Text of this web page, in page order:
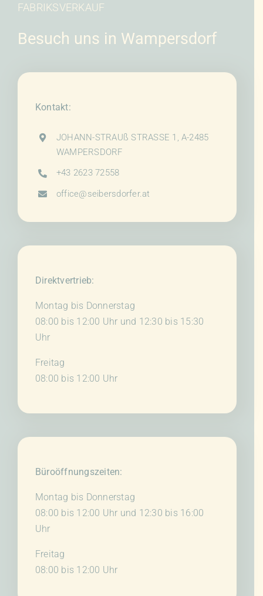
FABRIKSVERKAUF
Besuch uns in Wampersdorf
Kontakt:
JOHANN-STRAUß STRASSE 1, A-2485
WAMPERSDORF
+43 2623 72558
office@seibersdorfer.at
Direktvertrieb:
Montag bis Donnerstag
08:00 bis 12:00 Uhr und 12:30 bis 15:30
Uhr
Freitag
08:00 bis 12:00 Uhr
Büroöffnungszeiten:
Montag bis Donnerstag
08:00 bis 12:00 Uhr und 12:30 bis 16:00
Uhr
Freitag
08:00 bis 12:00 Uhr